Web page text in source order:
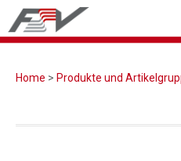
Home > Produkte und